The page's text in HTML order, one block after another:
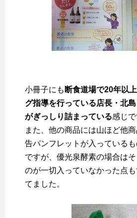
小冊子にも 断食道場で20年以
グ指導を行っている店長・北
がぎっしり詰まっている感じで
また、他の商品には山ほど他
告パンフレットが入っている
ですが、優光泉酵素の場合は
のが一切入っていなかった点
てました。